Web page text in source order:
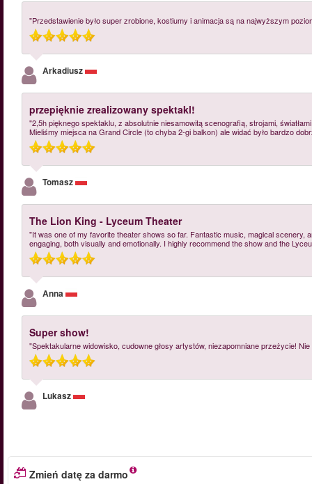
"Przedstawienie było super zrobione, kostiumy i animacja są na najwyższym
Arkadiusz
przepięknie zrealizowany spektakl!
"2,5h pięknego spektaklu, z absolutnie niesamowitą scenografią, strojami,
Mieliśmy miejsca na Grand Circle (to chyba 2-gi balkon) ale widać było bardzo
Tomasz
The Lion King - Lyceum Theater
"It was one of my favorite theater shows so far. Fantastic music, magical
engaging, both visually and emotionally. I highly recommend the show and the
Anna
Super show!
"Spektakularne widowisko, cudowne głosy artystów, niezapomniane przeżycie!
Lukasz
Zmień datę za darmo